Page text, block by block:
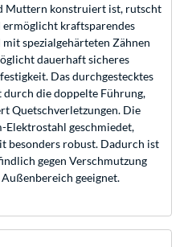
Muttern konstruiert ist, rutscht
ermöglicht kraftsparendes
spezialgehärteten Zähnen
dauerhaft sicheres
Das durchgestecktes
die doppelte Führung,
Quetschverletzungen. Die
Elektrostahl geschmiedet,
besonders robust. Dadurch ist
gegen Verschmutzung
geeignet.